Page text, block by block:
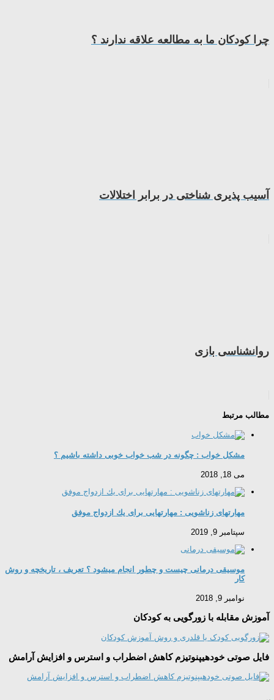
چرا کودکان ما به مطالعه علاقه ندارند ؟
آسیب پذیری شناختی در برابر اختلالات
روانشناسی بازی
مطالب مرتبط
مشکل خواب : چگونه در شب خواب خوبی داشته باشیم ؟
می 18, 2018
مهارتهای زناشویی : مهارتهايی برای یك ازدواج موفق
سپتامبر 9, 2019
موسیقی درمانی چیست و چطور انجام میشود ؟ تعریف ، تاریخچه و روش
کار
نوامبر 9, 2018
آموزش مقابله با زورگویی به کودکان
فایل صوتی خودهیپنوتیزم کاهش اضطراب و استرس و افزایش آرامش